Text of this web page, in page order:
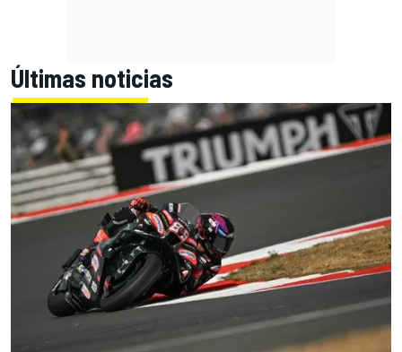
Últimas noticias